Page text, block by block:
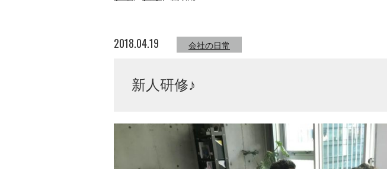
2018.04.19 会社の日常
新人研修♪